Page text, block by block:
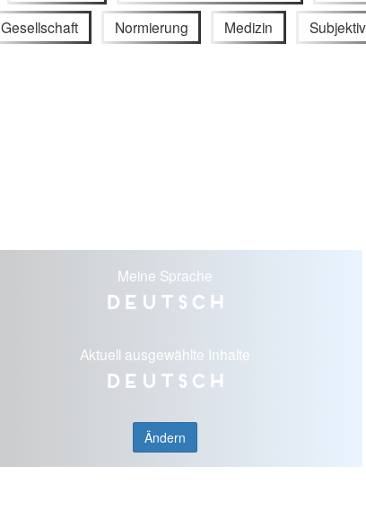
Gesellschaft Normierung Medizin
Meine Sprache
Deutsch
Aktuell ausgewählte Inhalte
Deutsch
Ändern